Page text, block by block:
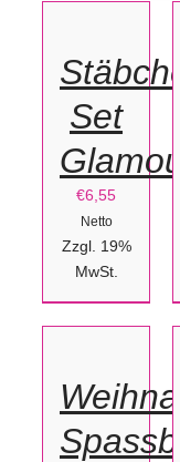
DETAILS
Set
€6,55
Netto
Zzgl. 19%
MwSt.
DEN
DETAILS